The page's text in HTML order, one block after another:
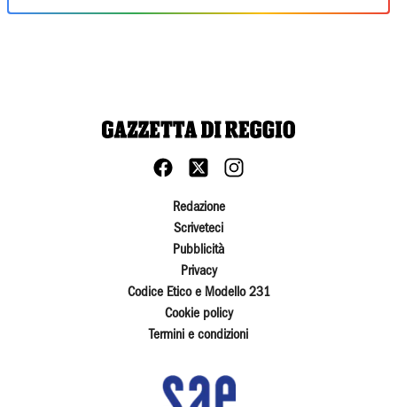
Redazione
Scriveteci
Pubblicità
Privacy
Codice Etico e Modello 231
Cookie policy
Termini e condizioni